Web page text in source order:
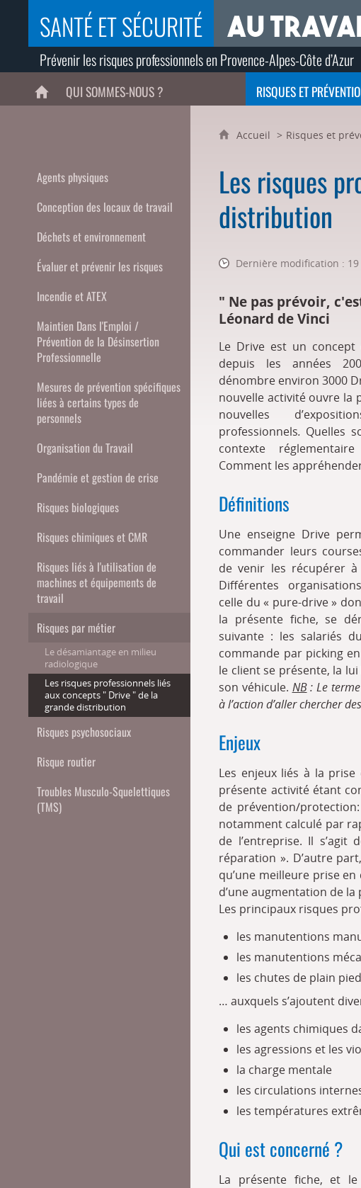
SANTÉ ET SÉCURITÉ
Prévenir les risques professionnels en Provence-Alpes-Côte d’Azur
ACCUEIL
QUI SOMMES-NOUS ? RISQUES ET
Agents physiques
Conception des locaux de travail
Déchets et environnement
Évaluer et prévenir les risques
Incendie et ATEX
Maintien Dans l'Emploi /
Prévention de la Désinsertion
Professionnelle
Mesures de prévention spécifiques
liées à certains types de
personnels
Organisation du Travail
Pandémie et gestion de crise
Risques biologiques
Risques chimiques et CMR
Risques liés à l'utilisation de
machines et équipements de
travail
Risques par métier
Le désamiantage en milieu
radiologique
Les risques professionnels liés
aux concepts " Drive " de la
grande distribution
Risques psychosociaux
Risque routier
Troubles Musculo-Squelettiques
(TMS)
Accueil Risques et
Les risques
distribution
Dernière modification :
" Ne pas prévoir,
Léonard de Vinci
Le Drive est un concept
depuis les années
dénombre environ 3000
nouvelle activité ouvre la
nouvelles
professionnels. Quelles
contexte
Comment les
Définitions
Une enseigne Drive
commander leurs
de venir les récupérer
Différentes
celle du « pure-drive »
la présente fiche, se
suivante : les salariés
commande par picking
le client se présente, la
son véhicule. NB: Le
à l’action d’aller chercher
Enjeux
Les enjeux liés à la
présente activité étant
de prévention/
notamment calculé par
de l’entreprise. Il
réparation ». D’autre
qu’une meilleure prise
d’une augmentation de
Les principaux risques
les manutentions
les manutentions
les chutes de plain
… auxquels s’ajoutent
les agents chimiques
les agressions et les
la charge mentale
les circulations
les températures
Qui est concerné ?
La présente fiche, et le